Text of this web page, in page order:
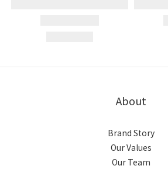
About
Brand Story
Our Values
Our Team